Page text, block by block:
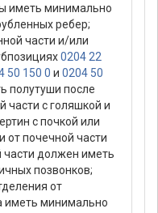
иметь минимально
ребер;
части и/или
0204 22
50 150 0 и 0204 50
полутуши после
части с голяшкой и
с почкой или
от почечной части
части должен иметь
позвонков;
от
иметь минимально